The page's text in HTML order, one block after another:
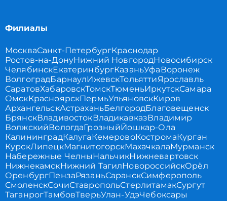
Филиалы
МоскваСанкт-ПетербургКраснодар
Ростов-на-ДонуНижний НовгородНовосибирск
ЧелябинскЕкатеринбургКазаньУфаВоронеж
ВолгоградБарнаулИжевскТольяттиЯрославль
СаратовХабаровскТомскТюменьИркутскСамара
ОмскКрасноярскПермьУльяновскКиров
АрхангельскАстраханьБелгородБлаговещенск
БрянскВладивостокВладикавказВладимир
ВолжскийВологдаГрозныйЙошкар-Ола
КалининградКалугаКемеровоКостромаКурган
КурскЛипецкМагнитогорскМахачкалаМурманск
Набережные ЧелныНальчикНижневартовск
НижнекамскНижний ТагилНовороссийскОрёл
ОренбургПензаРязаньСаранскСимферополь
СмоленскСочиСтавропольСтерлитамакСургут
ТаганрогТамбовТверьУлан-УдэЧебоксары